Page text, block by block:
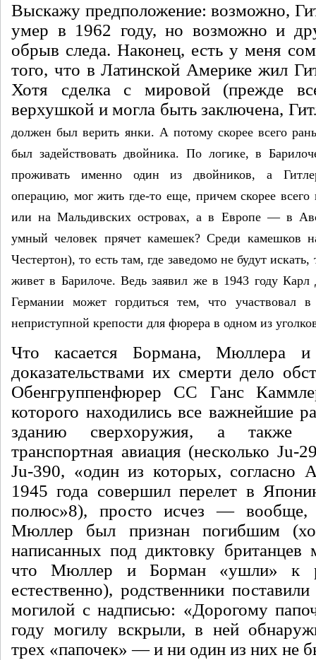
Выскажу предположение: возмож­но,
умер в 1962 году, но возможно и
обрыв следа. Наконец, есть у меня
того, что в Латинской Америке жил
Хотя сделка с мировой (пре­жде
верхушкой и могла быть заключена,
должен был верить янки. А потому скорее всего
был задейство­вать двойника. По логике, в
проживать именно один из двойников, а
операцию, мог жить где-то еще, причем скорее всего
или на Маль­дивских островах, а в Европе — в
умный чело­век прячет камешек? Среди камешков
Честертон), то есть там, где заведомо не будут
жи­вет в Барилоче. Ведь заявил же в 1943 году
Германии может гордиться тем, что участвовал
неприступной крепости для фюрера в одном из
Что касается Бормана, Мюллера
доказательствами их смерти дело
Обенгруппенфюрер СС Ганс
которого находились все важнейшие
зданию сверхоружия, а также
транспортная авиация (не­сколько Ju-
Ju-390, «один из которых, согласно
1945 года совершил перелет в
полюс»8), просто исчез — вообще,
Мюллер был признан погиб­шим
написанных под диктовку британцев
что Мюллер и Борман «ушли» к
естественно), род­ственники
могилой с надписью: «Дорогому
году могилу вскрыли, в ней
трех «папочек» — и ни один из них не